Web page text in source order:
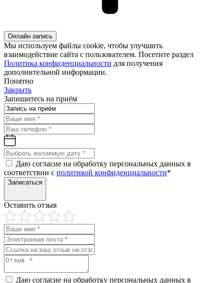
Онлайн запись
Мы используем файлы cookie, чтобы улучшить
взаимодействие сайта с пользователем. Посетите раздел
Политика конфиденциальности для получения
дополнительной информации.
Понятно
Закрыть
Запишитесь на приём
Даю согласие на обработку персональных данных в
соответствии с политикой конфиденциальности*
Записаться
Оставить отзыв
Даю согласие на обработку персональных данных в